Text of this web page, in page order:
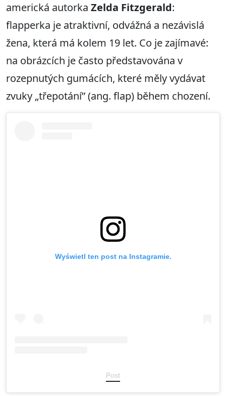
americká autorka Zelda Fitzgerald:
flapperka je atraktivní, odvážná a nezávislá
žena, která má kolem 19 let. Co je zajímavé:
na obrázcích je často představována v
rozepnutých gumácích, které měly vydávat
zvuky „třepotání” (ang. flap) během chození.
Wyświetl ten post na Instagramie.
Post